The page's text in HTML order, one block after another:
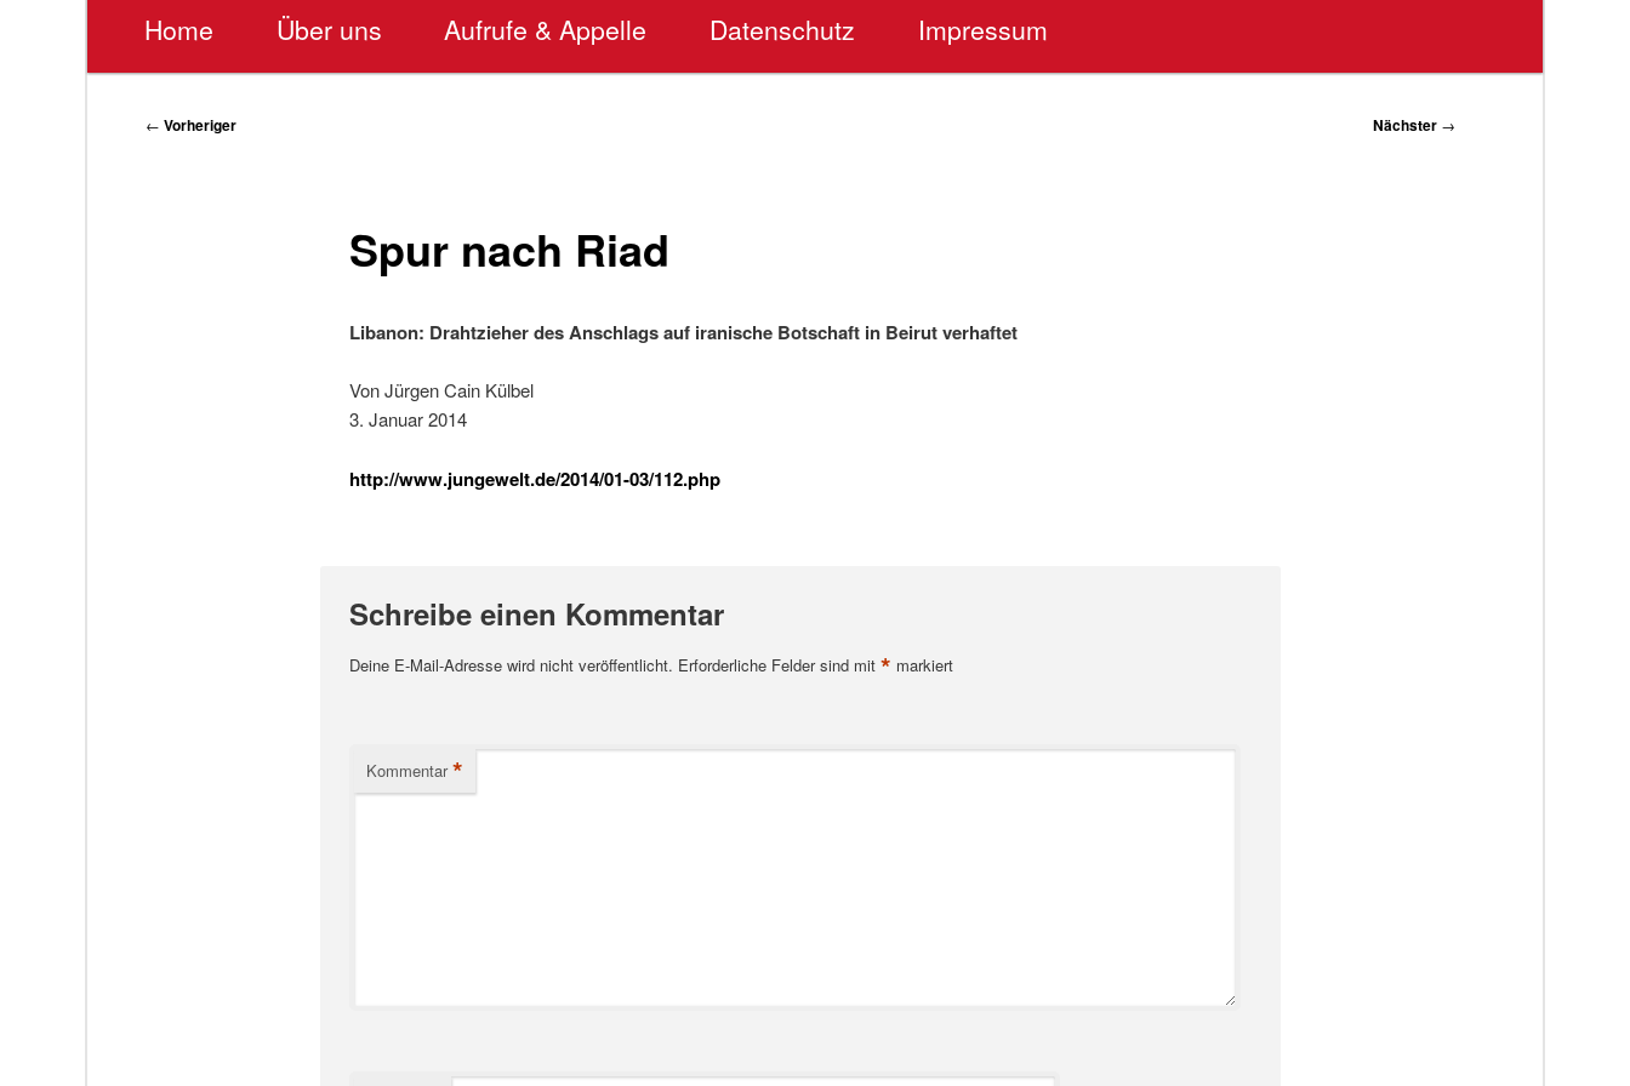
Home Über uns Aufrufe & Appelle Datenschutz Impressum
Beitragsnavigation
← Vorheriger Nächster →
Spur nach Riad
Libanon: Drahtzieher des Anschlags auf iranische Botschaft in Beirut verhaftet
Von Jürgen Cain Külbel
3. Januar 2014
http://www.jungewelt.de/2014/01-03/112.php
Schreibe einen Kommentar
Deine E-Mail-Adresse wird nicht veröffentlicht. Erforderliche Felder sind mit * markiert
Kommentar *